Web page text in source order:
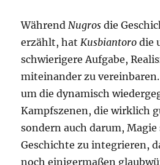
Während Nugros die
erzählt, hat Kusbiantoro die
schwierigere Aufgabe,
miteinander zu
um die dynamisch
Kampfszenen, die wirklich
sondern auch darum, Magie
Geschichte zu integrieren,
noch einigermaßen